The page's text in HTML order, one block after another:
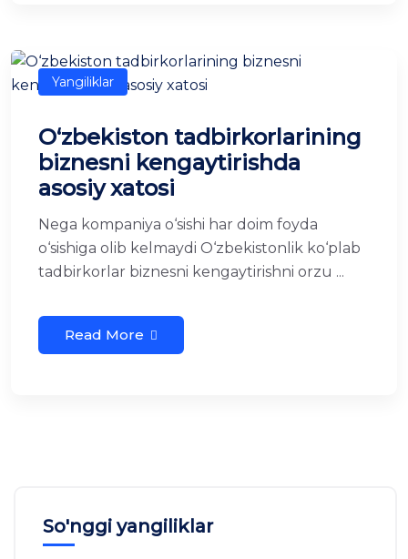
Yangiliklar
O‘zbekiston tadbirkorlarining
biznesni kengaytirishda
asosiy xatosi
Nega kompaniya o‘sishi har doim foyda
o‘sishiga olib kelmaydi O‘zbekistonlik ko‘plab
tadbirkorlar biznesni kengaytirishni orzu ...
Read More
So'nggi yangiliklar